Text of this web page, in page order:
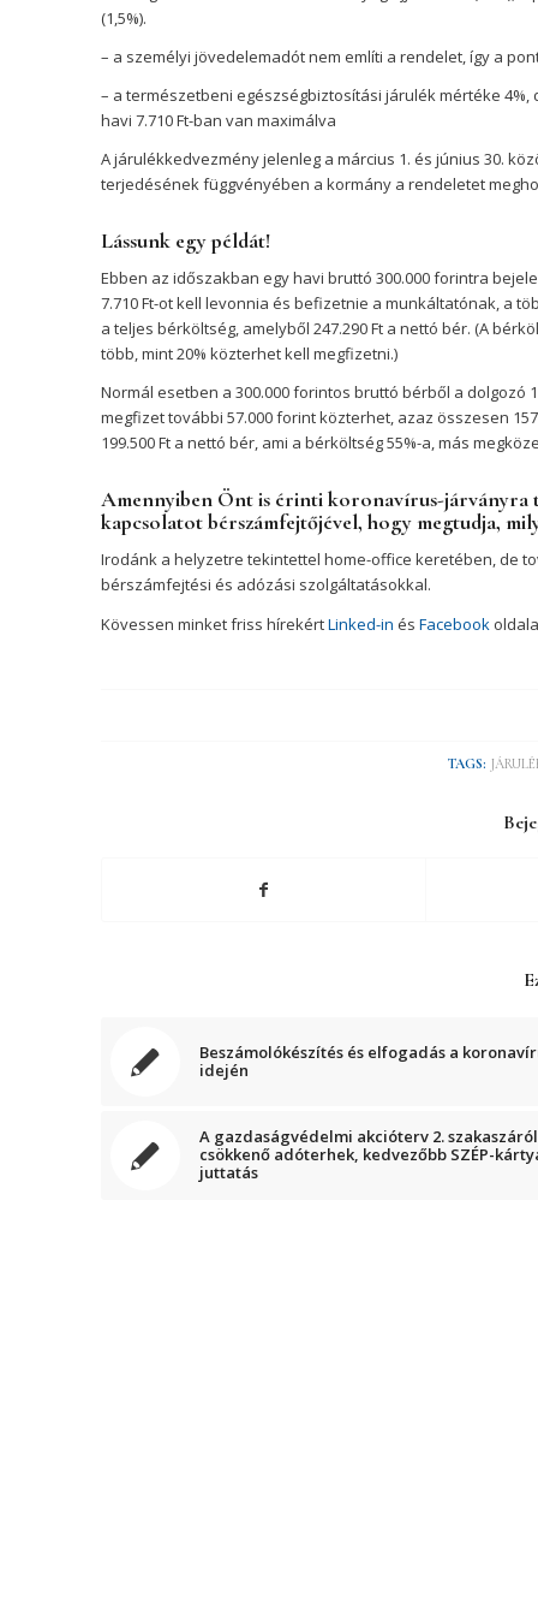
(1,5%).
– a személyi jövedelemadót nem említi a rendelet, így a
– a természetbeni egészségbiztosítási járulék mértéke
havi 7.710 Ft-ban van maximálva
A járulékkedvezmény jelenleg a március 1. és június 30.
terjedésének függvényében a kormány a rendeletet
Lássunk egy példát!
Ebben az időszakban egy havi bruttó 300.000 forintra
7.710 Ft-ot kell levonnia és befizetnie a munkáltatónak, a
a teljes bérköltség, amelyből 247.290 Ft a nettó bér. (A
több, mint 20% közterhet kell megfizetni.)
Normál esetben a 300.000 forintos bruttó bérből a dolgozó
megfizet további 57.000 forint közterhet, azaz összesen
199.500 Ft a nettó bér, ami a bérköltség 55%-a, más
Amennyiben Önt is érinti koronavírus-járványra
kapcsolatot bérszámfejtőjével, hogy megtudja,
Irodánk a helyzetre tekintettel home-office keretében, de
bérszámfejtési és adózási szolgáltatásokkal.
Kövessen minket friss hírekértLinked-in és Facebook
TAGS:
Beszámolókészítés és elfogadás a
idején
A gazdaságvédelmi akcióterv 2.
csökkenő adóterhek, kedvezőbb SZÉP-
juttatás